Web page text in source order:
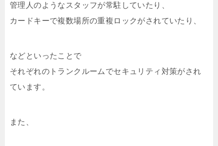
管理人のようなスタッフが常駐していたり、
カードキーで複数場所の重複ロックがされていたり、
などといったことで
それぞれのトランクルームでセキュリティ対策がされ
ています。
また、